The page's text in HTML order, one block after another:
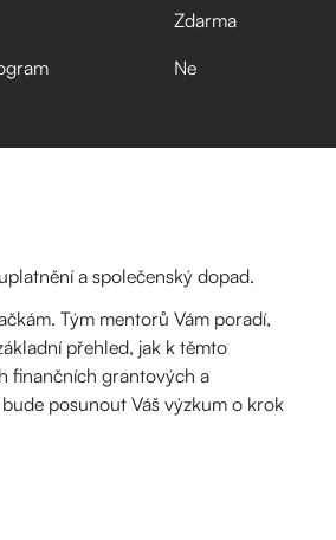
Zdarma
Ne
a společenský dopad.
Tým mentorů Vám poradí,
přehled, jak k těmto
finančních grantových a
posunout Váš výzkum o krok